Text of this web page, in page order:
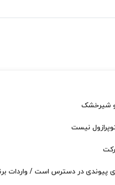
و شیرخشک
نیست
پیوندی در دسترس است / واردات